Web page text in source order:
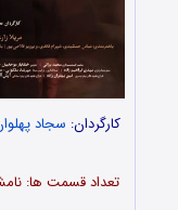
کارگردان: سجاد